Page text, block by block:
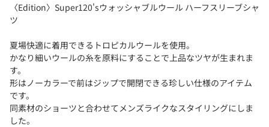
〈Edition〉Super120'sウォッシャブルウール ハーフスリーブシャ
ツ
夏場快適に着用できるトロピカルウールを使用。
かなり細いウールの糸を原料にすることで上品なツヤが生まれま
す。
形はノーカラーで前はジップで開閉できる珍しい仕様のアイテム
です。
同素材のショーツと合わせてメンズライクなスタイリングにしま
した。